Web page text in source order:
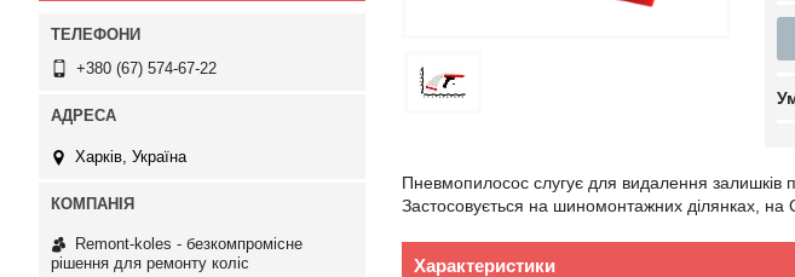
Пневмопилосос слугує для видалення залишків
Застосовується на шиномонтажних ділянках, на
Характеристики
+380 (67) 574-67-22
Харків, Україна
Remont-koles - безкомпромісне
рішення для ремонту коліс